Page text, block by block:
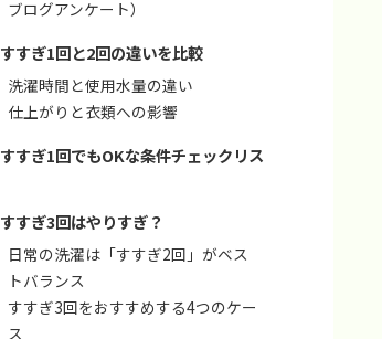
ブログアンケート）
すすぎ1回と2回の違いを比較
洗濯時間と使用水量の違い
仕上がりと衣類への影響
すすぎ1回でもOKな条件チェックリス
すすぎ3回はやりすぎ？
日常の洗濯は「すすぎ2回」がベス
トバランス
すすぎ3回をおすすめする4つのケー
ス